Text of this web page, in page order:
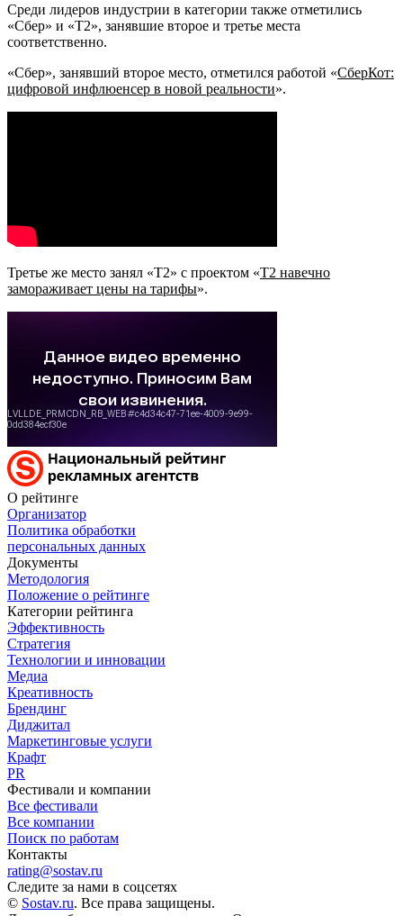
Среди лидеров индустрии в категории также отметились
«Сбер» и «Т2», занявшие второе и третье места
соответственно.
«Сбер», занявший второе место, отметился работой «СберКот:
цифровой инфлюенсер в новой реальности».
Третье же место занял «Т2» с проектом «T2 навечно
замораживает цены на тарифы».
О рейтинге
Организатор
Политика обработки
персональных данных
Документы
Методология
Положение о рейтинге
Категории рейтинга
Эффективность
Стратегия
Технологии и инновации
Медиа
Креативность
Брендинг
Диджитал
Маркетинговые услуги
Крафт
PR
Фестивали и компании
Все фестивали
Все компании
Поиск по работам
Контакты
rating@sostav.ru
Следите за нами в соцсетях
© Sostav.ru. Все права защищены.